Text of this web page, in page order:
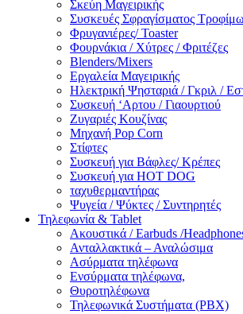
Σκεύη Μαγειρικής
Συσκευές Σφραγίσματος
Φρυγανιέρες/ Toaster
Φουρνάκια / Χύτρες / Φριτέζες
Blenders/Mixers
Εργαλεία Μαγειρικής
Ηλεκτρική Ψησταριά / Γκριλ /
Συσκευή ‘Αρτου / Γιαουρτιού
Ζυγαριές Κουζίνας
Μηχανή Pop Corn
Στίφτες
Συσκευή για Βάφλες/ Κρέπες
Συσκευή για HOT DOG
ταχυθερμαντήρας
Ψυγεία / Ψύκτες / Συντηρητές
Τηλεφωνία & Tablet
Ακουστικά / Earbuds /
Ανταλλακτικά – Αναλώσιμα
Ασύρματα τηλέφωνα
Ενσύρματα τηλέφωνα,
Θυροτηλέφωνα
Τηλεφωνικά Συστήματα (PBX)